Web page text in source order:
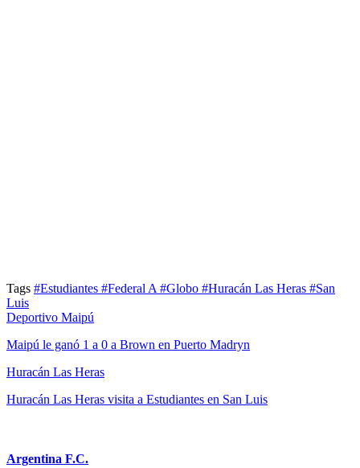
Tags #Estudiantes #Federal A #Globo #Huracán Las Heras #San
Luis
Deportivo Maipú
Maipú le ganó 1 a 0 a Brown en Puerto Madryn
Huracán Las Heras
Huracán Las Heras visita a Estudiantes en San Luis
Argentina F.C.